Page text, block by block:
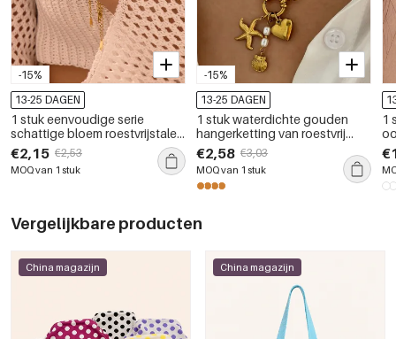
-15%
13-25 DAGEN
1 stuk eenvoudige serie
schattige bloem roestvrijstalen
waterdichte gouden
damesarmband met schakels
€2,15 €2,53
MOQ van 1 stuk
-15%
13-25 DAGEN
1 stuk waterdichte gouden
hangerketting van roestvrij
staal met oceaanmotief
€2,58 €3,03
MOQ van 1 stuk
1
Vergelijkbare producten
China magazijn China magazijn